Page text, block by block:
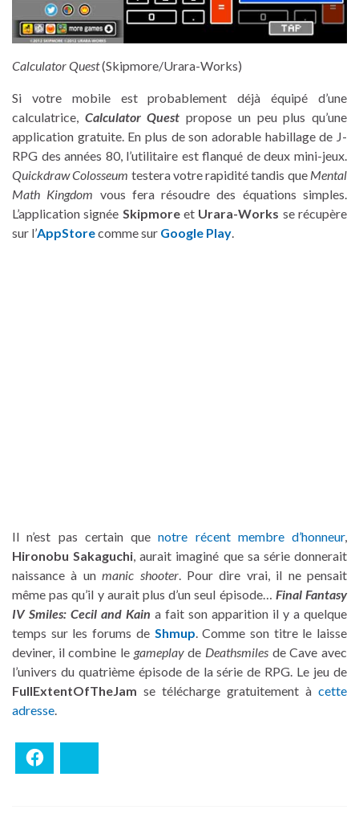
Calculator Quest(Skipmore/Urara-Works)
Si votre mobile est probablement déjà équipé d’une
calculatrice, Calculator Quest propose un peu plus qu’une
application gratuite. En plus de son adorable habillage de J-
RPG des années 80, l’utilitaire est flanqué de deux mini-jeux.
Quickdraw Colosseum testera votre rapidité tandis que Mental
Math Kingdom vous fera résoudre des équations simples.
L’application signée Skipmoreet Urara-Works se récupère
sur l’AppStorecomme sur Google Play.
Il n’est pas certain quenotre récent membre d’honneur,
Hironobu Sakaguchi, aurait imaginé que sa série donnerait
naissance à unmanic shooter. Pour dire vrai, il ne pensait
même pas qu’il y aurait plus d’un seul épisode… Final Fantasy
IV Smiles: Cecil and Kain a fait son apparition il y a quelque
temps sur les forums de Shmup. Comme son titre le laisse
deviner, il combine le gameplayde Deathsmiles de Cave avec
l’univers du quatrième épisode de la série de RPG. Le jeu de
FullExtentOfTheJam se télécharge gratuitement à cette
adresse.